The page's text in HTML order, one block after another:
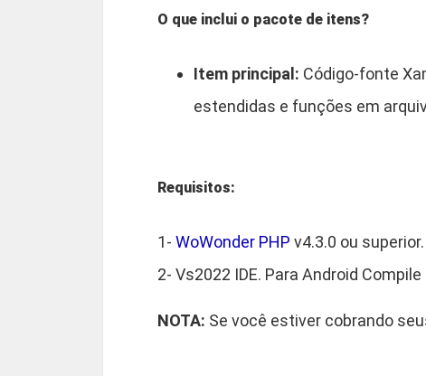
O que inclui o pacote de itens?
Item principal: Código-fonte
estendidas e funções em
Requisitos:
1- WoWonder PHP v4.3.0 ou superior.
2- Vs2022 IDE. Para Android Compile
NOTA: Se você estiver cobrando